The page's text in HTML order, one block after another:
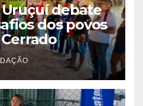
debate
dos povos